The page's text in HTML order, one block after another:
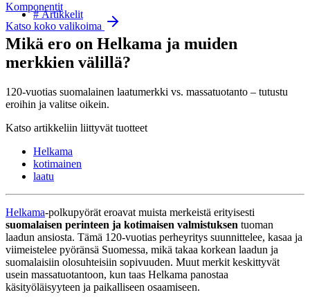
Komponentit
Katso koko valikoima
# Artikkelit
Mikä ero on Helkama ja muiden
merkkien välillä?
120-vuotias suomalainen laatumerkki vs. massatuotanto – tutustu
eroihin ja valitse oikein.
Katso artikkeliin liittyvät tuotteet
Helkama
kotimainen
laatu
Helkama-polkupyörät eroavat muista merkeistä erityisesti
suomalaisen perinteen ja kotimaisen valmistuksen tuoman
laadun ansiosta. Tämä 120-vuotias perheyritys suunnittelee, kasaa ja
viimeistelee pyöränsä Suomessa, mikä takaa korkean laadun ja
suomalaisiin olosuhteisiin sopivuuden. Muut merkit keskittyvät
usein massatuotantoon, kun taas Helkama panostaa
käsityöläisyyteen ja paikalliseen osaamiseen.